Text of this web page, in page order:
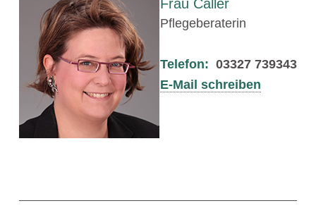
Frau Caller
Pflegeberaterin
Telefon: 03327 739343
E-Mail schreiben